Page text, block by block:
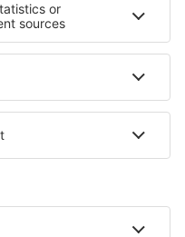
Cazare in Sarek National Park
Cazare în Southport